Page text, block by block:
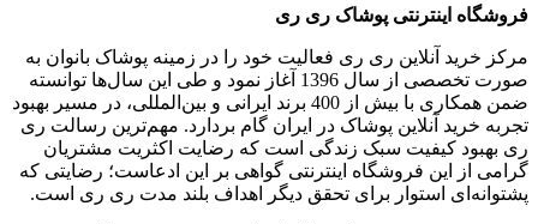
فروشگاه اینترنتی پوشاک ری ری
مرکز خرید آنلاین ری ری فعالیت خود را در زمینه پوشاک بانوان به
‌صورت تخصصی از سال 1396 آغاز نمود و طی این سال‌ها توانسته
ضمن همکاری با بیش از 400 برند ایرانی و بین‌المللی، در مسیر بهبود
تجربه خرید آنلاین پوشاک در ایران گام بردارد. مهم‌ترین رسالت ری
ری بهبود کیفیت سبک زندگی است که رضایت اکثریت مشتریان
گرامی از این فروشگاه اینترنتی گواهی بر این ادعاست؛ رضایتی که
پشتوانه‌ای استوار برای تحقق دیگر اهداف بلند مدت ری ری است.